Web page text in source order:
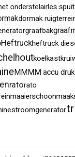
onderstelairles spuit
dormak
graafbak
Heftruckheftruck
koelkast
MMMM accu
ratorato
schoonmaak
stroomgenerator